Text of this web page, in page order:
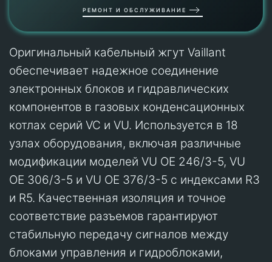
РЕМОНТ И ОБСЛУЖИВАНИЕ
Оригинальный кабельный жгут Vaillant
обеспечивает надежное соединение
электронных блоков и гидравлических
компонентов в газовых конденсационных
котлах серий VC и VU. Используется в 18
узлах оборудования, включая различные
модификации моделей VU OE 246/3-5, VU
OE 306/3-5 и VU OE 376/3-5 с индексами R3
и R5. Качественная изоляция и точное
соответствие разъемов гарантируют
стабильную передачу сигналов между
блоками управления и гидроблоками,